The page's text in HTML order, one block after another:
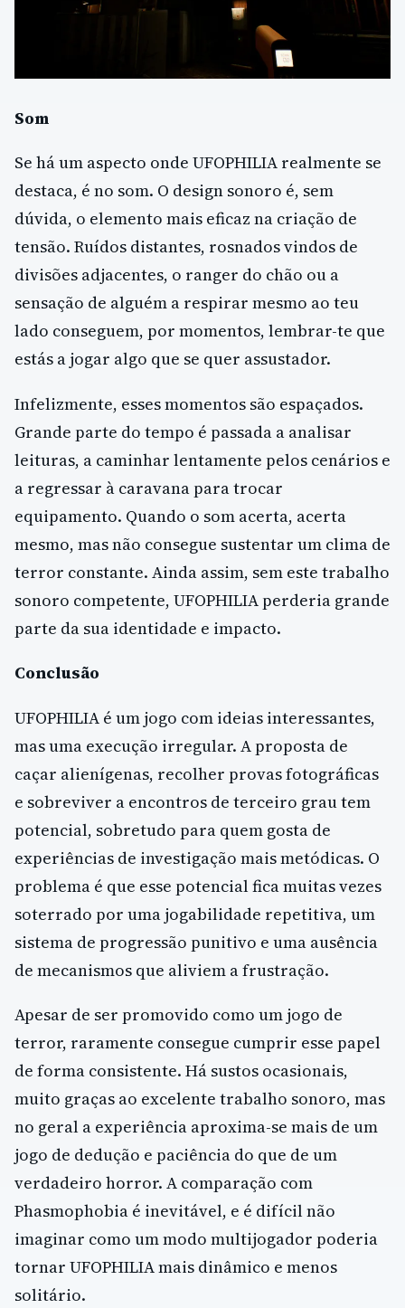
Som
Se há um aspecto onde UFOPHILIA realmente se
destaca, é no som. O design sonoro é, sem
dúvida, o elemento mais eficaz na criação de
tensão. Ruídos distantes, rosnados vindos de
divisões adjacentes, o ranger do chão ou a
sensação de alguém a respirar mesmo ao teu
lado conseguem, por momentos, lembrar-te que
estás a jogar algo que se quer assustador.
Infelizmente, esses momentos são espaçados.
Grande parte do tempo é passada a analisar
leituras, a caminhar lentamente pelos cenários e
a regressar à caravana para trocar
equipamento. Quando o som acerta, acerta
mesmo, mas não consegue sustentar um clima de
terror constante. Ainda assim, sem este trabalho
sonoro competente, UFOPHILIA perderia grande
parte da sua identidade e impacto.
Conclusão
UFOPHILIA é um jogo com ideias interessantes,
mas uma execução irregular. A proposta de
caçar alienígenas, recolher provas fotográficas
e sobreviver a encontros de terceiro grau tem
potencial, sobretudo para quem gosta de
experiências de investigação mais metódicas. O
problema é que esse potencial fica muitas vezes
soterrado por uma jogabilidade repetitiva, um
sistema de progressão punitivo e uma ausência
de mecanismos que aliviem a frustração.
Apesar de ser promovido como um jogo de
terror, raramente consegue cumprir esse papel
de forma consistente. Há sustos ocasionais,
muito graças ao excelente trabalho sonoro, mas
no geral a experiência aproxima-se mais de um
jogo de dedução e paciência do que de um
verdadeiro horror. A comparação com
Phasmophobia é inevitável, e é difícil não
imaginar como um modo multijogador poderia
tornar UFOPHILIA mais dinâmico e menos
solitário.